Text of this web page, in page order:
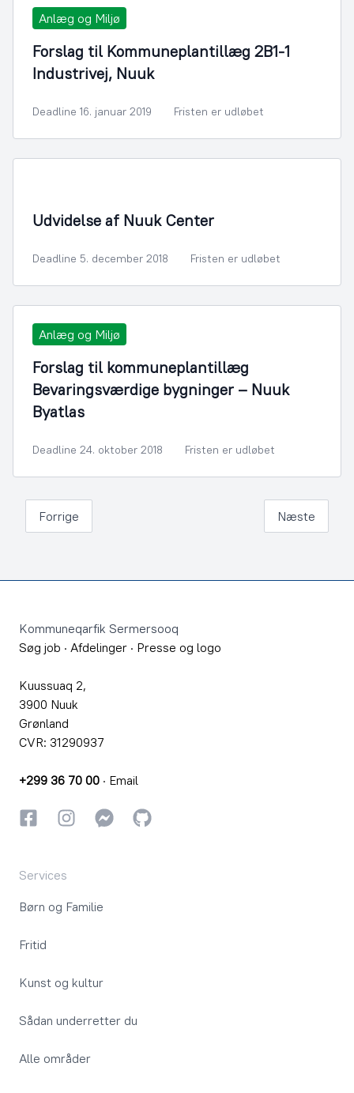
Anlæg og Miljø
Forslag til Kommuneplantillæg 2B1-1
Industrivej, Nuuk
Deadline 16. januar 2019 Fristen er udløbet
Udvidelse af Nuuk Center
Deadline 5. december 2018 Fristen er udløbet
Anlæg og Miljø
Forslag til kommuneplantillæg
Bevaringsværdige bygninger – Nuuk
Byatlas
Deadline 24. oktober 2018 Fristen er udløbet
Forrige Næste
Kommuneqarfik Sermersooq
Søg job · Afdelinger · Presse og logo
Kuussuaq 2,
3900 Nuuk
Grønland
CVR: 31290937
+299 36 70 00 · Email
FacebookInstagramInstagram
GitHub
Services
Børn og Familie
Fritid
Kunst og kultur
Sådan underretter du
Alle områder